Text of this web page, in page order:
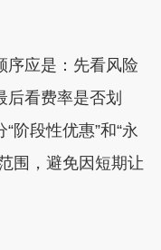
应是：先看风险
后看费率是否划
阶段性优惠”和“永
围，避免因短期让